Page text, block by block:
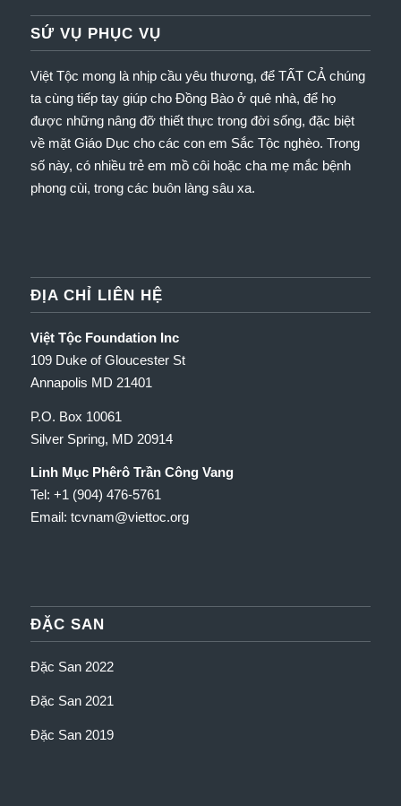
SỨ VỤ PHỤC VỤ
Việt Tộc mong là nhịp cầu yêu thương, để TẤT CẢ chúng
ta cùng tiếp tay giúp cho Đồng Bào ở quê nhà, để họ
được những nâng đỡ thiết thực trong đời sống, đặc biệt
về mặt Giáo Dục cho các con em Sắc Tộc nghèo. Trong
số này, có nhiều trẻ em mồ côi hoặc cha mẹ mắc bệnh
phong cùi, trong các buôn làng sâu xa.
ĐỊA CHỈ LIÊN HỆ
Việt Tộc Foundation Inc
109 Duke of Gloucester St
Annapolis MD 21401
P.O. Box 10061
Silver Spring, MD 20914
Linh Mục Phêrô Trần Công Vang
Tel: +1 (904) 476-5761
Email: tcvnam@viettoc.org
ĐẶC SAN
Đặc San 2022
Đặc San 2021
Đặc San 2019